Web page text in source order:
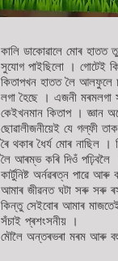
কালি ডাকোৱালে মোৰ হাতত
সুযোগ পাইছিলো । গোটেই
কিতাপখন হাতত লৈ আলফুলে
লগা হৈছে । এজনী মৰমলগা
কেইখনমান কিতাপ । জ্ঞান
ছোৱালীজনীয়েই যে গল্ফী
ৰৈ থকাৰ ধৈৰ্য মোৰ নাছিল ।
লৈ আৰম্ভ কৰি দিওঁ পঢ়িবলৈ
কাৰ্টুনিষ্ট অৰ্নৱৰত্ন পাৱে আৰু
আমাৰ জীৱনত ঘটা সৰু সৰু
কিন্তু সেইবোৰ আমাৰ মাজতেই
সঁচাই প্ৰশংসনীয় ।
মৌলৈ অন্তৰভৰা মৰম আৰু
--